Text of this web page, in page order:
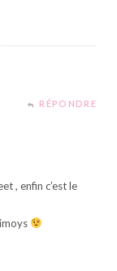
RÉPONDRE
, enfin c’est le